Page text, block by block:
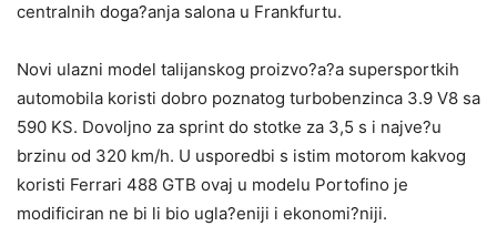
centralnih doga?anja salona u Frankfurtu.
Novi ulazni model talijanskog proizvo?a?a supersportkih
automobila koristi dobro poznatog turbobenzinca 3.9 V8 sa
590 KS. Dovoljno za sprint do stotke za 3,5 s i najve?u
brzinu od 320 km/h. U usporedbi s istim motorom kakvog
koristi Ferrari 488 GTB ovaj u modelu Portofino je
modificiran ne bi li bio ugla?eniji i ekonomi?niji.